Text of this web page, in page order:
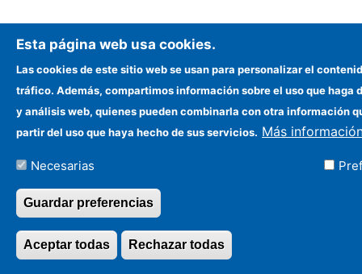
Esta página web usa cookies.
Las cookies de este sitio web se usan para personalizar el
tráfico. Además, compartimos información sobre el uso que haga
y análisis web, quienes pueden combinarla con otra información
partir del uso que haya hecho de sus servicios. Más
Necesarias
Guardar preferencias
Rechazar todas
Aceptar todas